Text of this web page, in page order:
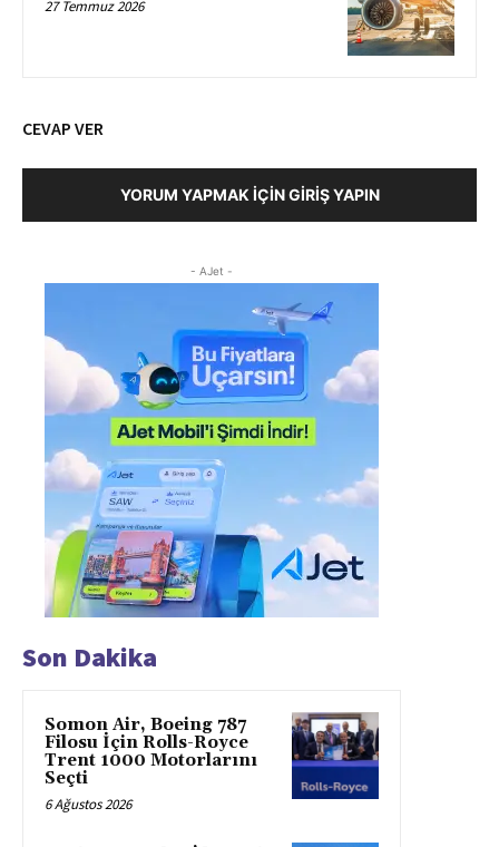
27 Temmuz 2026
CEVAP VER
YORUM YAPMAK İÇIN GIRIŞ YAPIN
- AJet -
Son Dakika
Somon Air, Boeing 787
Filosu İçin Rolls-Royce
Trent 1000 Motorlarını
Seçti
6 Ağustos 2026